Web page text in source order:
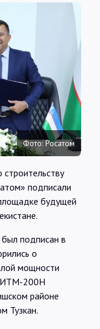
Фото: Росатом
подписали
будущей
подписан в
о
мощности
200Н
районе
Тузкан.